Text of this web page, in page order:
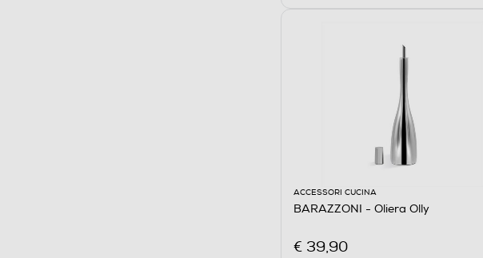
ACCESSORI CUCINA
BARAZZONI - Oliera Olly
€ 39,90